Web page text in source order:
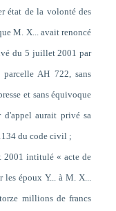
état de la volonté des
M. X... avait renoncé
du 5 juillet 2001 par
AH 722, sans
et sans équivoque
aurait privé sa
du code civil ;
2001 intitulé « acte de
les époux Y... à M. X...
millions de francs